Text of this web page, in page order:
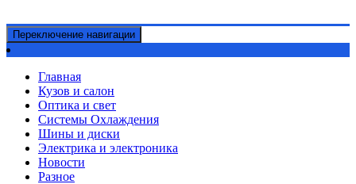
Переключение навигации
Главная
Кузов и салон
Оптика и свет
Системы Охлаждения
Шины и диски
Электрика и электроника
Новости
Разное